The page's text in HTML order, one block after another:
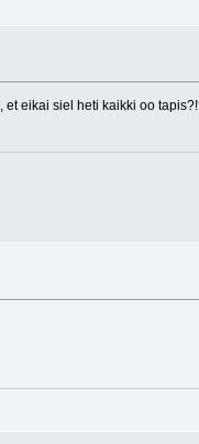
eikai siel heti kaikki oo